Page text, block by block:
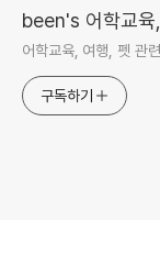
been's 어학교육
어학교육, 여행, 펫 관
구독하기